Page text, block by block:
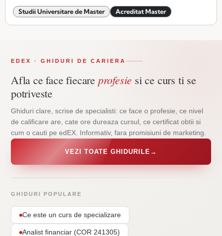
Studii Universitare de Master Acreditat Master
EDEX · GHIDURI DE CARIERA
Afla ce face fiecare profesie si ce curs ti se
potriveste
Ghiduri clare, scrise de specialisti: ce face o profesie, ce nivel
de calificare are, cate ore dureaza cursul, ce certificat obtii si
cum o cauti pe edEX. Informativ, fara promisiuni de marketing.
VEZI TOATE GHIDURILE →
GHIDURI POPULARE
Ce este un curs de specializare
Analist financiar (COR 241305)